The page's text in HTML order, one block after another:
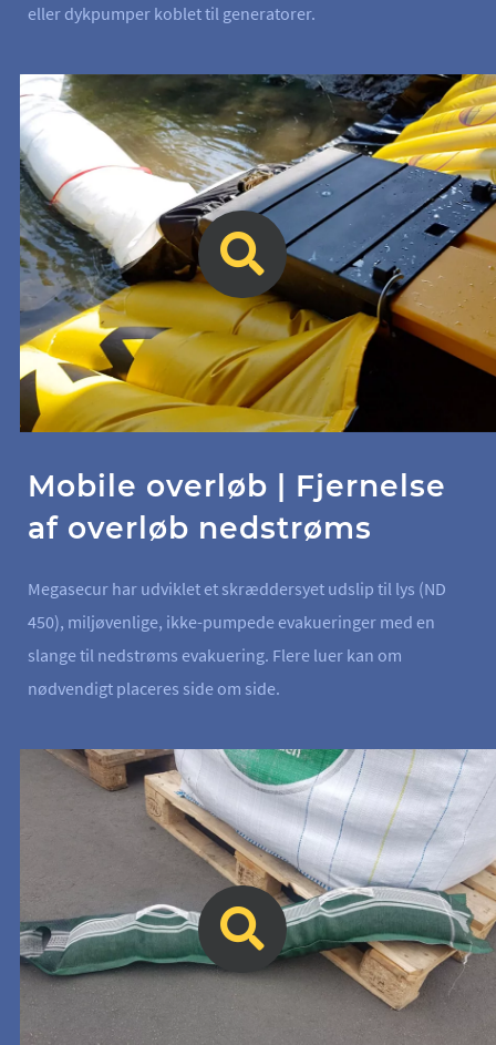
eller dykpumper koblet til generatorer.
Mobile overløb | Fjernelse
af overløb nedstrøms
Megasecur har udviklet et skræddersyet udslip til lys (ND
450), miljøvenlige, ikke-pumpede evakueringer med en
slange til nedstrøms evakuering. Flere luer kan om
nødvendigt placeres side om side.